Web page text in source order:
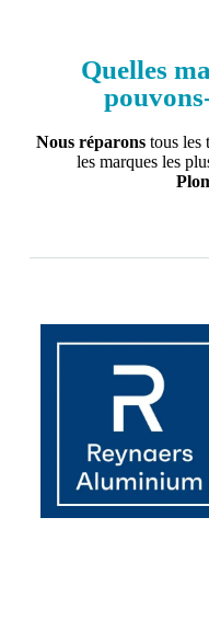
Quelles
Nous réparons tous les
les marques les